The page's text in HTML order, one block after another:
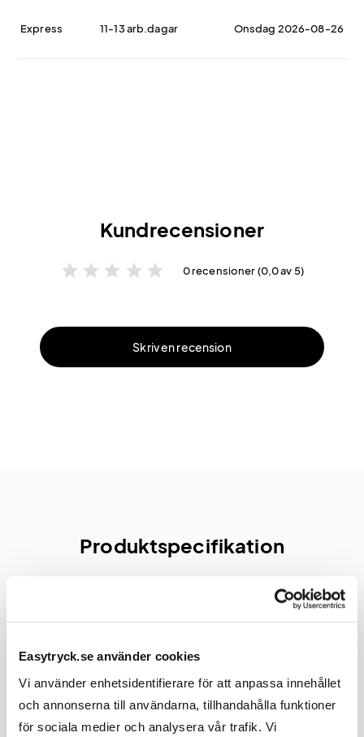
Easytryck.se använder cookies
Vi använder enhetsidentifierare för att anpassa innehållet
och annonserna till användarna, tillhandahålla funktioner
för sociala medier och analysera vår trafik. Vi
Express 11-13 arb.dagar Onsdag 2026-08-26
Kundrecensioner
star star star star star 0 recensioner (0,0 av 5)
Skriv en recension
Produktspecifikation
Material Tissue-papper 3 lager